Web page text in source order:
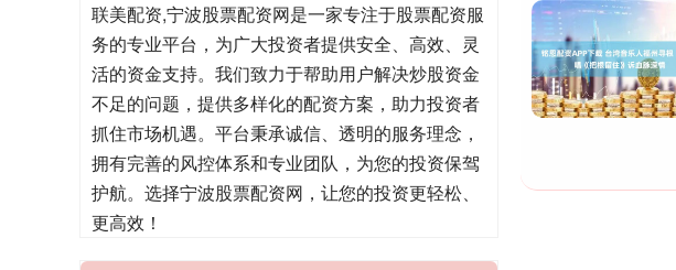
联美配资,宁波股票配资网是一家专注于股票配资服
务的专业平台，为广大投资者提供安全、高效、灵
活的资金支持。我们致力于帮助用户解决炒股资金
不足的问题，提供多样化的配资方案，助力投资者
抓住市场机遇。平台秉承诚信、透明的服务理念，
拥有完善的风控体系和专业团队，为您的投资保驾
护航。选择宁波股票配资网，让您的投资更轻松、
更高效！